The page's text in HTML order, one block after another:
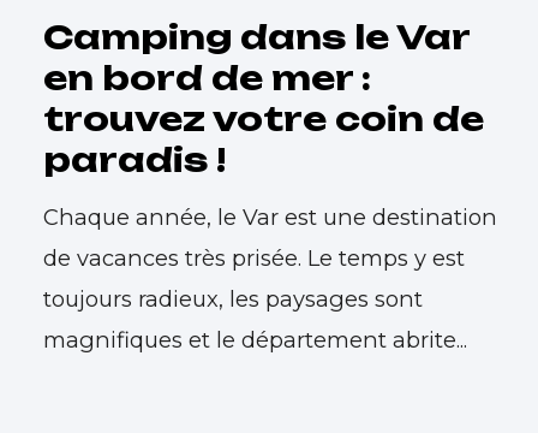
Camping dans le Var
en bord de mer :
trouvez votre coin de
paradis !
Chaque année, le Var est une destination
de vacances très prisée. Le temps y est
toujours radieux, les paysages sont
magnifiques et le département abrite...